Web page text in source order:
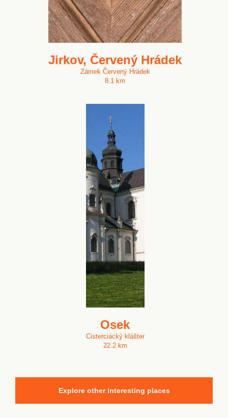
Jirkov, Červený Hrádek
Zámek Červený Hrádek
8.1 km
Osek
Cisterciácký klášter
22.2 km
Explore other interesting places